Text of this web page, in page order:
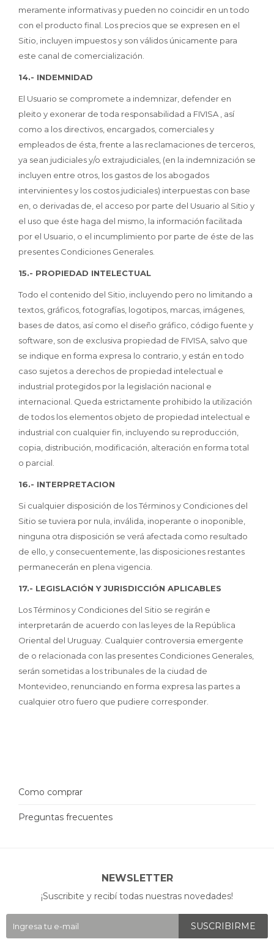
meramente informativas y pueden no coincidir en un todo
con el producto final. Los precios que se expresen en el
Sitio, incluyen impuestos y son válidos únicamente para
este canal de comercialización.
14.- INDEMNIDAD
El Usuario se compromete a indemnizar, defender en
pleito y exonerar de toda responsabilidad a FIVISA , así
como a los directivos, encargados, comerciales y
empleados de ésta, frente a las reclamaciones de terceros,
ya sean judiciales y/o extrajudiciales, (en la indemnización se
incluyen entre otros, los gastos de los abogados
intervinientes y los costos judiciales) interpuestas con base
en, o derivadas de, el acceso por parte del Usuario al Sitio y
el uso que éste haga del mismo, la información facilitada
por el Usuario, o el incumplimiento por parte de éste de las
presentes Condiciones Generales.
15.- PROPIEDAD INTELECTUAL
Todo el contenido del Sitio, incluyendo pero no limitando a
textos, gráficos, fotografías, logotipos, marcas, imágenes,
bases de datos, así como el diseño gráfico, código fuente y
software, son de exclusiva propiedad de FIVISA, salvo que
se indique en forma expresa lo contrario, y están en todo
caso sujetos a derechos de propiedad intelectual e
industrial protegidos por la legislación nacional e
internacional. Queda estrictamente prohibido la utilización
de todos los elementos objeto de propiedad intelectual e
industrial con cualquier fin, incluyendo su reproducción,
copia, distribución, modificación, alteración en forma total
o parcial.
16.- INTERPRETACION
Si cualquier disposición de los Términos y Condiciones del
Sitio se tuviera por nula, inválida, inoperante o inoponible,
ninguna otra disposición se verá afectada como resultado
de ello, y consecuentemente, las disposiciones restantes
permanecerán en plena vigencia.
17.- LEGISLACIÓN Y JURISDICCIÓN APLICABLES
Los Términos y Condiciones del Sitio se regirán e
interpretarán de acuerdo con las leyes de la República
Oriental del Uruguay. Cualquier controversia emergente
de o relacionada con las presentes Condiciones Generales,
serán sometidas a los tribunales de la ciudad de
Montevideo, renunciando en forma expresa las partes a
cualquier otro fuero que pudiere corresponder.
Como comprar
Preguntas frecuentes
NEWSLETTER
¡Suscribite y recibí todas nuestras novedades!
SUSCRIBIRME